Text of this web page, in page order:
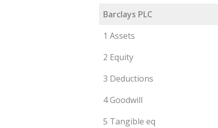
Barclays PLC
1 Assets
2 Equity
3 Deductions
4 Goodwill
5 Tangible eq